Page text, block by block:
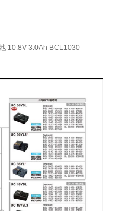
10.8V 3.0Ah BCL1030